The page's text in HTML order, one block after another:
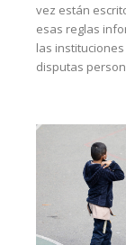
vez están
esas reglas
las
disputas